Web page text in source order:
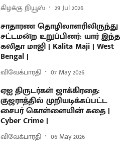
கிழக்கு நியூஸ் 29 Jul 2026
சாதாரண தொழிலாளரிலிருந்து
சட்டமன்ற உறுப்பினர்: யார் இந்த
கலிதா மாஜி | Kalita Maji | West
Bengal |
விவேக்பாரதி 07 May 2026
ஏஐ திருடர்கள் ஜாக்கிரதை:
குஜராத்தில் முறியடிக்கப்பட்ட
சைபர் கொள்ளையின் கதை |
Cyber Crime |
விவேக்பாரதி 06 May 2026